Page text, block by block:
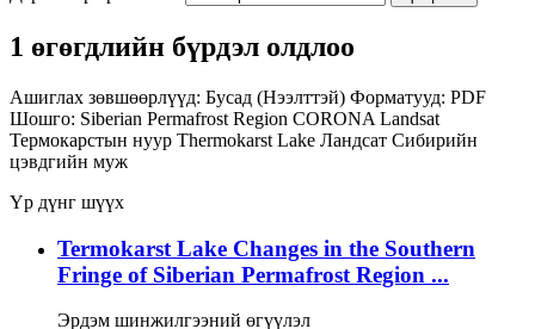
1 өгөгдлийн бүрдэл олдлоо
Ашиглах зөвшөөрлүүд: Бусад (Нээлттэй) Форматууд: PDF
Шошго: Siberian Permafrost Region CORONA Landsat
Термокарстын нуур Thermokarst Lake Ландсат Сибирийн
цэвдгийн муж
Үр дүнг шүүх
Termokarst Lake Changes in the Southern
Fringe of Siberian Permafrost Region ...
Эрдэм шинжилгээний өгүүлэл